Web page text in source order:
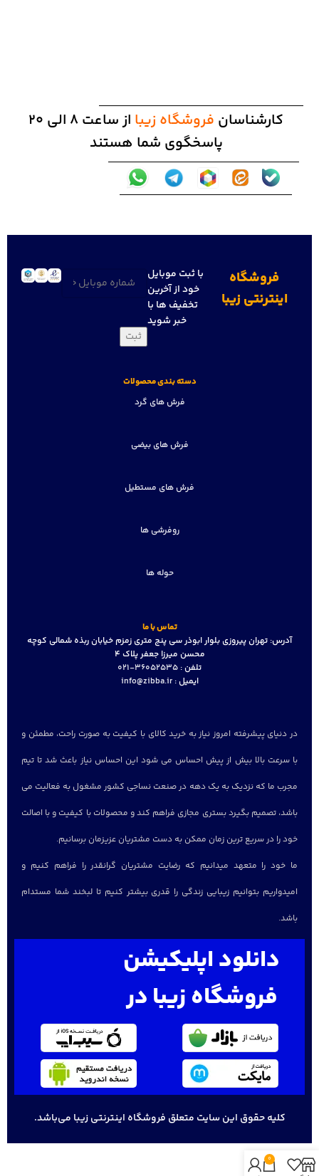
کارشناسان فروشگاه زیبا
از ساعت 8 الی 20
پاسخگوی شما هستند
فروشگاه
اینترنتی زیبا
با ثبت موبایل
خود از آخرین
تخفیف ها با
خبر شوید
تلفن (ضروری)
دسته بندی محصولات
فرش های گرد
فرش های بیضی
فرش های مستطیل
روفرشی ها
حوله ها
تماس با ما
آدرس: تهران پیروزی بلوار ابوذر سی پنج متری زمزم خیابان ربذه شمالی کوچه
محسن میرزا جعفر پلاک 4
تلفن : 36052535-021
ایمیل :info@zibba.ir
در دنیای پیشرفته امروز نیاز به خرید کالای با کیفیت به صورت راحت، مطمئن و
با سرعت بالا بیش از پیش احساس می شود این احساس نیاز باعث شد تا تیم
مجرب ما که نزدیک به یک دهه در صنعت نساجی کشور مشغول به فعالیت می
باشد، تصمیم بگیرد بستری مجازی فراهم کند و محصولات با کیفیت و با اصالت
خود را در سریع ترین زمان ممکن به دست مشتریان عزیزمان برسانیم.
ما خود را متعهد میدانیم که رضایت مشتریان گرانقدر را فراهم کنیم و
امیدواریم بتوانیم زیبایی زندگی را قدری بیشتر کنیم تا لبخند شما مستدام
باشد.
دانلود اپلیکیشن
فروشگاه زیبا در
کلیه حقوق این سایت متعلق فروشگاه اینترنتی زیبا می‌باشد.
0